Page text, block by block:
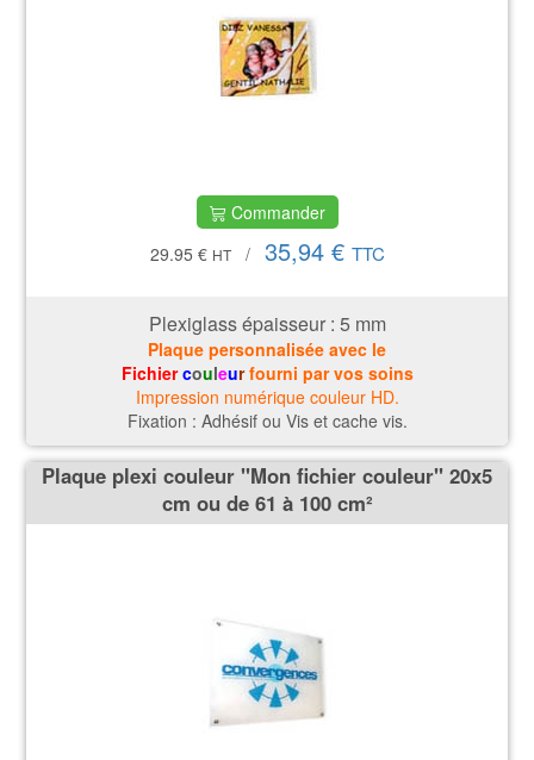
Commander
29.95 € HT / 35,94 € TTC
Plexiglass épaisseur : 5 mm
Plaque personnalisée avec le
Fichier couleurfourni par vos soins
Impression numérique couleur HD.
Fixation : Adhésif ou Vis et cache vis.
Plaque plexi couleur ''Mon fichier couleur'' 20x5
cm ou de 61 à 100 cm²